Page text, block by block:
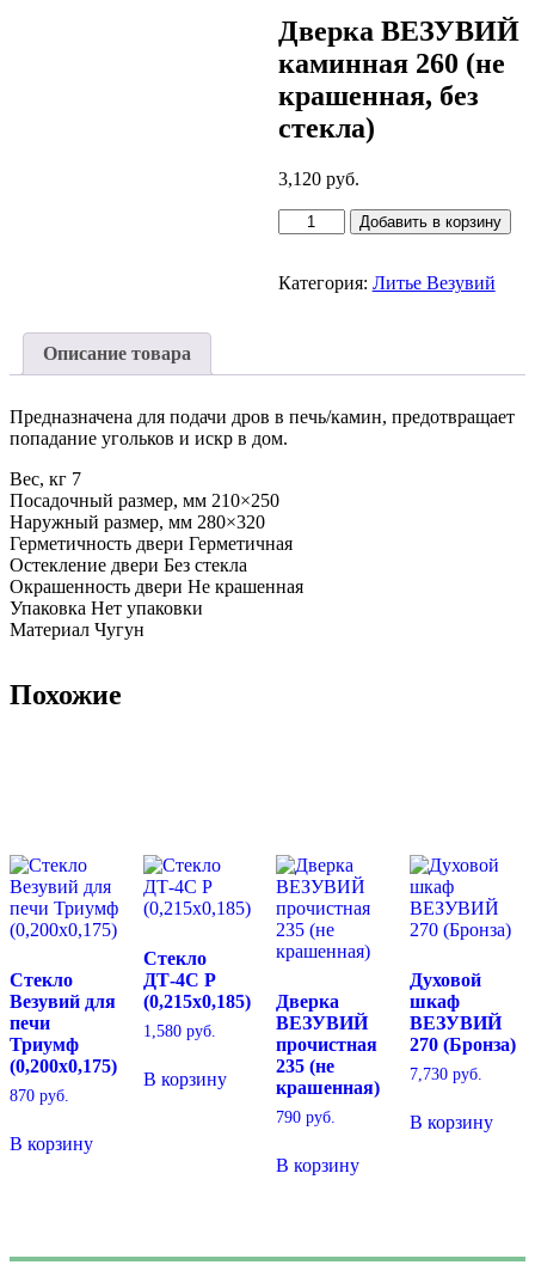
Дверка ВЕЗУВИЙ
каминная 260 (не
крашенная, без
стекла)
3,120руб.
Количество
товара
ВЕЗУВИЙ
стекла)
Добавить в корзину
Категория: Литье Везувий
Описание товара
Предназначена для подачи дров в печь/камин, предотвращает
попадание угольков и искр в дом.
Вес, кг 7
Посадочный размер, мм 210×250
Наружный размер, мм 280×320
Герметичность двери Герметичная
Остекление двери Без стекла
Окрашенность двери Не крашенная
Упаковка Нет упаковки
Материал Чугун
Похожие
Стекло
Везувий для
печи
Триумф
(0,200х0,175)
870 руб.
В корзину
Стекло
ДТ-4С Р
(0,215х0,185)
1,580руб.
В корзину
Дверка
ВЕЗУВИЙ
прочистная
235 (не
крашенная)
790 руб.
В корзину
Духовой
шкаф
ВЕЗУВИЙ
270 (Бронза)
7,730руб.
В корзину